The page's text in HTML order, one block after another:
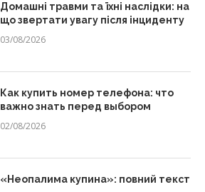
Домашні травми та їхні наслідки: на
що звертати увагу після інциденту
03/08/2026
Как купить номер телефона: что
важно знать перед выбором
02/08/2026
«Неопалима купина»: повний текст